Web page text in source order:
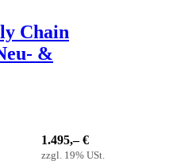
Chain
&
1.495,– €
zzgl. 19% USt.